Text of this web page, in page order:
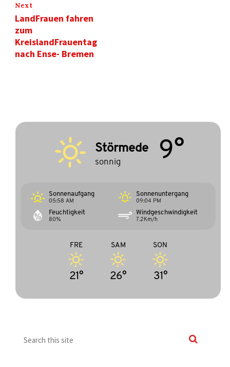
Next
LandFrauen fahren
zum
KreislandFrauentag
nach Ense- Bremen
Störmede
sonnig 9°
Sonnenaufgang
05:58 AM
Sonnenuntergang
09:04 PM
Feuchtigkeit
80%
Windgeschwindigkeit
7.2Km/h
FRE
21°
SAM
26°
SON
31°